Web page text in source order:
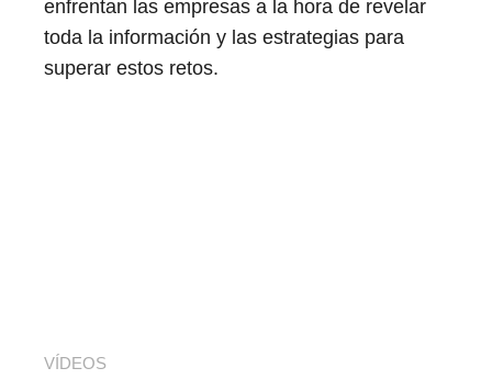
enfrentan las empresas a la hora de revelar
toda la información y las estrategias para
superar estos retos.
VÍDEOS